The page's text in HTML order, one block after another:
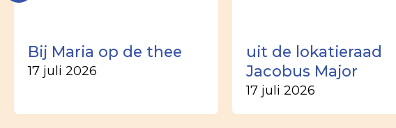
Bij Maria op de thee
17 juli 2026
uit de lokatieraad
Jacobus Major
17 juli 2026